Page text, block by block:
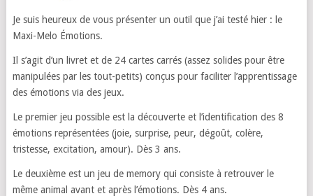
Je suis heureux de vous présenter un outil que j’ai testé hier : le
Maxi-Melo Émotions.
Il s’agit d’un livret et de 24 cartes carrés (assez solides pour être
manipulées par les tout-petits) conçus pour faciliter l’apprentissage
des émotions via des jeux.
Le premier jeu possible est la découverte et l’identification des 8
émotions représentées (joie, surprise, peur, dégoût, colère,
tristesse, excitation, amour). Dès 3 ans.
Le deuxième est un jeu de memory qui consiste à retrouver le
même animal avant et après l’émotions. Dès 4 ans.